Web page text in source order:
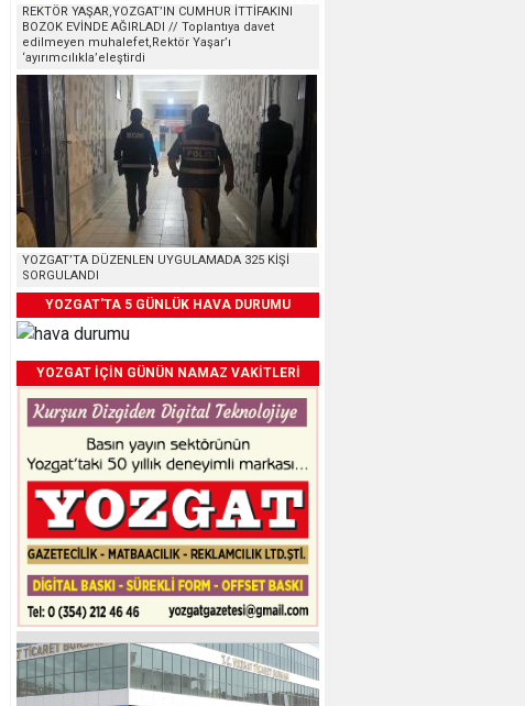
REKTÖR YAŞAR,YOZGAT’IN CUMHUR İTTİFAKINI
BOZOK EVİNDE AĞIRLADI // Toplantıya davet
edilmeyen muhalefet,Rektör Yaşar’ı
‘ayırımcılıkla’eleştirdi
YOZGAT’TA DÜZENLEN UYGULAMADA 325 KİŞİ
SORGULANDI
YOZGAT'TA 5 GÜNLÜK HAVA DURUMU
YOZGAT İÇİN GÜNÜN NAMAZ VAKİTLERİ